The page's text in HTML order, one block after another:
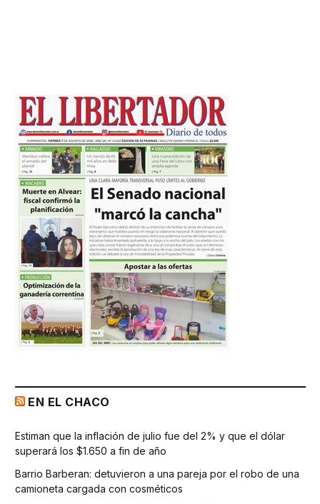
EN EL CHACO
Estiman que la inflación de julio fue del 2% y que el dólar
superará los $1.650 a fin de año
Barrio Barberan: detuvieron a una pareja por el robo de una
camioneta cargada con cosméticos